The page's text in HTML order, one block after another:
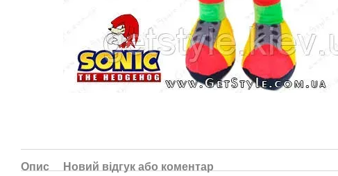
Опис
Новий відгук або коментар